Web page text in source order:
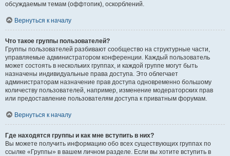
обсуждаемым темам (оффтопик), оскорблений.
Вернуться к началу
Что такое группы пользователей?
Группы пользователей разбивают сообщество на структурные части,
управляемые администратором конференции. Каждый пользователь
может состоять в нескольких группах, и каждой группе могут быть
назначены индивидуальные права доступа. Это облегчает
администраторам назначение прав доступа одновременно большому
количеству пользователей, например, изменение модераторских прав
или предоставление пользователям доступа к приватным форумам.
Вернуться к началу
Где находятся группы и как мне вступить в них?
Вы можете получить информацию обо всех существующих группах по
ссылке «Группы» в вашем личном разделе. Если вы хотите вступить в